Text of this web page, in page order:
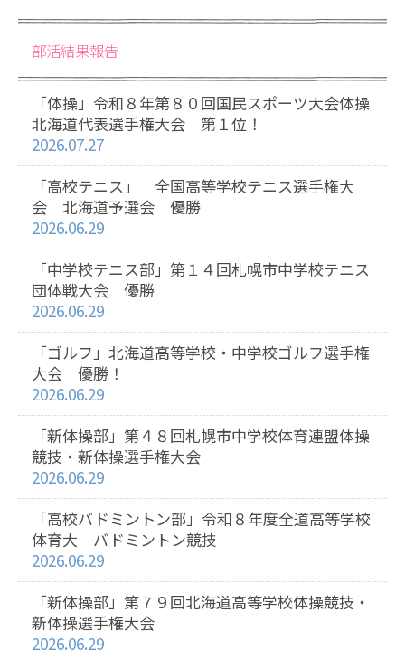
部活結果報告
「体操」令和８年第８０回国民スポーツ大会体操
北海道代表選手権大会 第１位！
2026.07.27
「高校テニス」 全国高等学校テニス選手権大
会 北海道予選会 優勝
2026.06.29
「中学校テニス部」第１４回札幌市中学校テニス
団体戦大会 優勝
2026.06.29
「ゴルフ」北海道高等学校・中学校ゴルフ選手権
大会 優勝！
2026.06.29
「新体操部」第４８回札幌市中学校体育連盟体操
競技・新体操選手権大会
2026.06.29
「高校バドミントン部」令和８年度全道高等学校
体育大 バドミントン競技
2026.06.29
「新体操部」第７９回北海道高等学校体操競技・
新体操選手権大会
2026.06.29